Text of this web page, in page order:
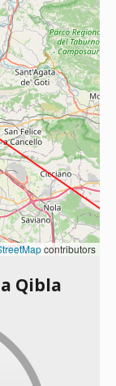
contributors
Qibla